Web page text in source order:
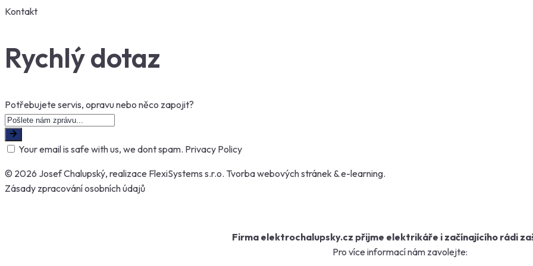
Kontakt
Rychlý dotaz
Potřebujete servis, opravu nebo něco zapojit?
Your email is safe with us, we dont spam. Privacy Policy
© 2026 Josef Chalupský, realizace FlexiSystems s.r.o. Tvorba webových stránek &e-learning.
Zásady zpracování osobních údajů
Firma elektrochalupsky.cz přijme elektrikáře i začínajícího rádi
Pro více informací nám zavolejte: